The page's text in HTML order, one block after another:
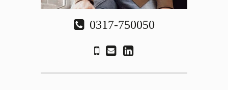
0317-750050